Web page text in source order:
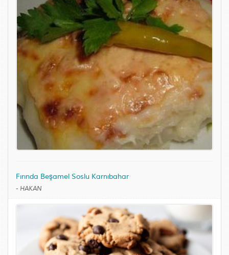
Fırında Beşamel Soslu Karnıbahar
- HAKAN